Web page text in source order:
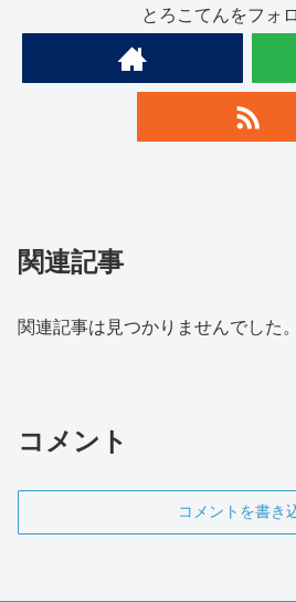
とろこてんをフォ
関連記事
関連記事は見つかりませんでした。
コメント
コメントを書き